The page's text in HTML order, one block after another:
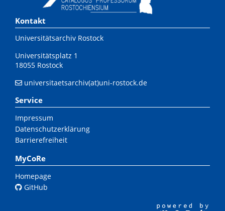
Kontakt
Universitätsarchiv Rostock
Universitätsplatz 1
18055 Rostock
universitaetsarchiv(at)uni-rostock.de
Service
Impressum
Datenschutzerklärung
Barrierefreiheit
MyCoRe
Homepage
GitHub